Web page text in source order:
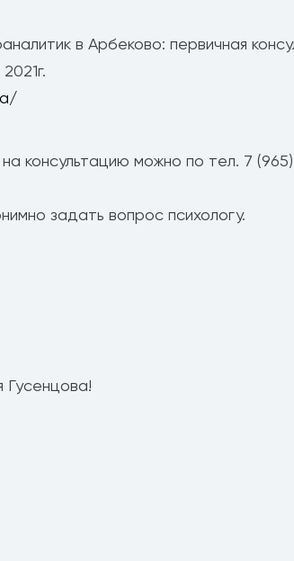
в Арбеково: первичная
консультацию можно по тел. 7
задать вопрос психологу.
Гусенцова!